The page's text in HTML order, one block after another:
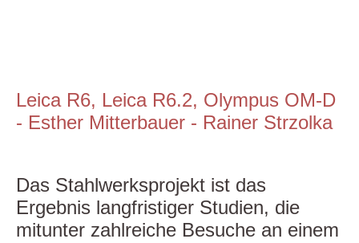
Leica R6, Leica R6.2, Olympus OM-D
- Esther Mitterbauer - Rainer Strzolka
Das Stahlwerksprojekt ist das
Ergebnis langfristiger Studien, die
mitunter zahlreiche Besuche an einem